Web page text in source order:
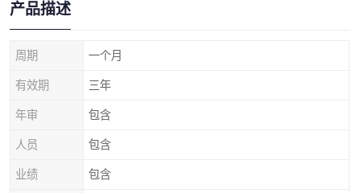
产品描述
周期 一个月
有效期 三年
年审 包含
人员 包含
业绩 包含